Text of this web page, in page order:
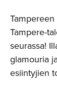
Tampere-
seurassa!
glamouria
esiintyjien